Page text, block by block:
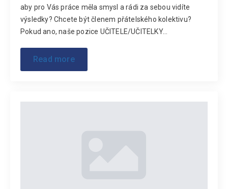
aby pro Vás práce měla smysl a rádi za sebou vidíte
výsledky? Chcete být členem přátelského kolektivu?
Pokud ano, naše pozice UČITELE/UČITELKY…
Read more